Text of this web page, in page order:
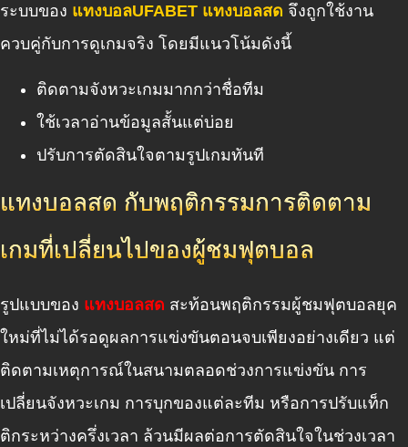
ระบบของ แทงบอลUFABET แทงบอลสด จึงถูกใช้งาน
ควบคู่กับการดูเกมจริง โดยมีแนวโน้มดังนี้
ติดตามจังหวะเกมมากกว่าชื่อทีม
ใช้เวลาอ่านข้อมูลสั้นแต่บ่อย
ปรับการตัดสินใจตามรูปเกมทันที
แทงบอลสด กับพฤติกรรมการติดตาม
เกมที่เปลี่ยนไปของผู้ชมฟุตบอล
รูปแบบของ แทงบอลสด สะท้อนพฤติกรรมผู้ชมฟุตบอลยุค
ใหม่ที่ไม่ได้รอดูผลการแข่งขันตอนจบเพียงอย่างเดียว แต่
ติดตามเหตุการณ์ในสนามตลอดช่วงการแข่งขัน การ
เปลี่ยนจังหวะเกม การบุกของแต่ละทีม หรือการปรับแท็ก
ติกระหว่างครึ่งเวลา ล้วนมีผลต่อการตัดสินใจในช่วงเวลา